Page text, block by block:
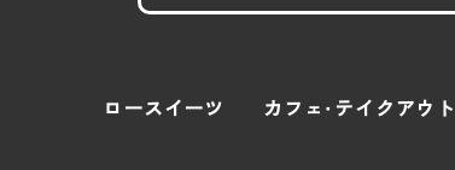
ロースイーツ カフェ・テイクアウト